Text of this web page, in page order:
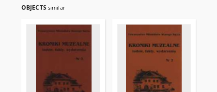
OBJECTS similar